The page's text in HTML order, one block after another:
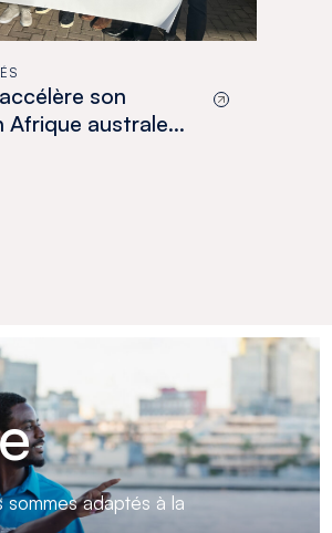
son
Afrique australe
Medswana au
adaptés à la